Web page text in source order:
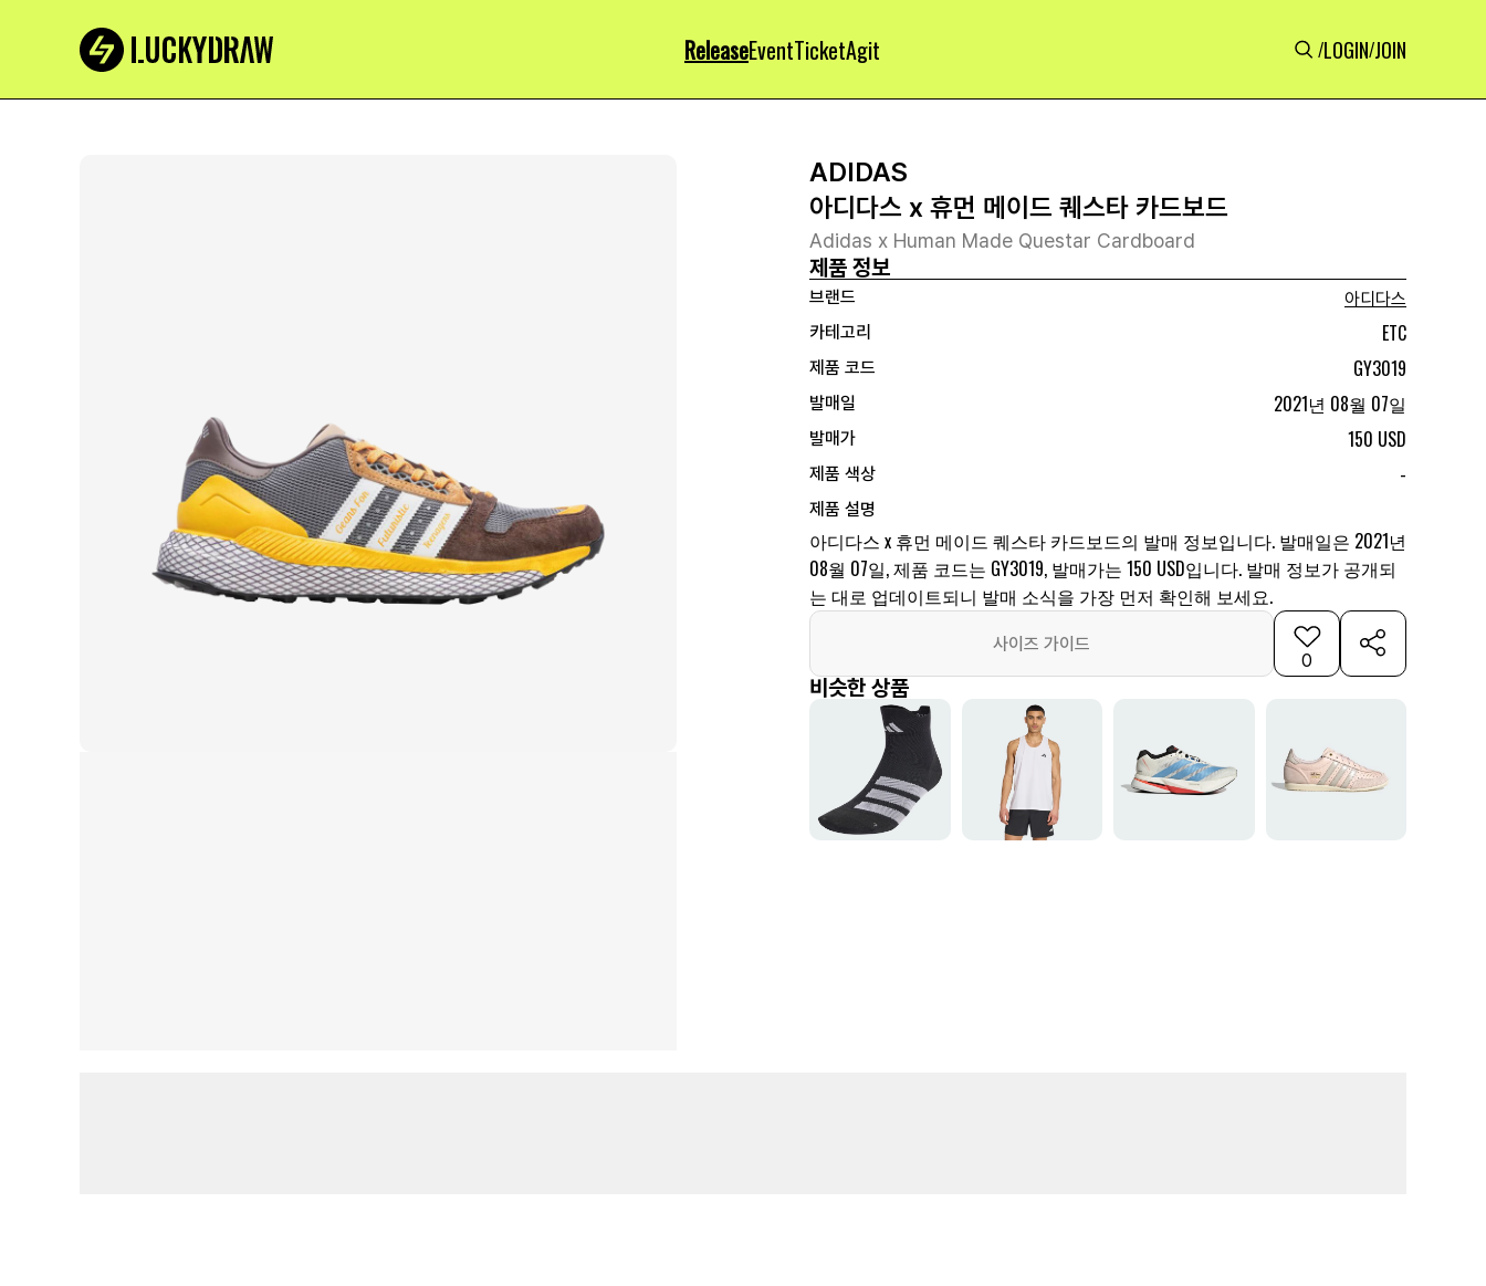
ReleaseEventTicketAgit /LOGIN/JOIN
ADIDAS
아디다스 x 휴먼 메이드 퀘스타 카드보드
Adidas x Human Made Questar Cardboard
제품 정보
브랜드
아디다스
카테고리
ETC
제품 코드 GY3019
발매일 2021년 08월 07일
발매가 150 USD
제품 색상 -
제품 설명
아디다스 x 휴먼 메이드 퀘스타 카드보드의 발매 정보입니다. 발매일은 2021년
08월 07일, 제품 코드는 GY3019, 발매가는 150 USD입니다. 발매 정보가 공개되
는 대로 업데이트되니 발매 소식을 가장 먼저 확인해 보세요.
사이즈 가이드
0
비슷한 상품